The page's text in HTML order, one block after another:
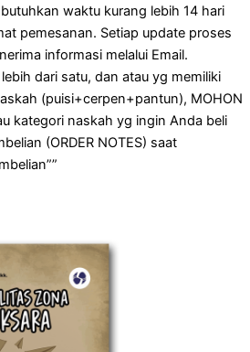
waktu kurang lebih 14 hari
pemesanan. Setiap update proses
informasi melalui Email.
dari satu, dan atau yg memiliki
(puisi+cerpen+pantun), MOHON
kategori naskah yg ingin Anda beli
(ORDER NOTES) saat